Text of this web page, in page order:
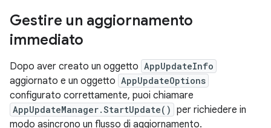
Gestire un aggiornamento
immediato
Dopo aver creato un oggetto AppUpdateInfo
aggiornato e un oggetto AppUpdateOptions
configurato correttamente, puoi chiamare
AppUpdateManager.StartUpdate() per richiedere in
modo asincrono un flusso di aggiornamento.